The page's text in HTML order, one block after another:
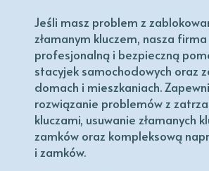
Jeśli masz problem z
złamanym kluczem, nasza
profesjonalną i bezpieczną
stacyjek samochodowych oraz
domach i mieszkaniach.
rozwiązanie problemów z
kluczami, usuwanie złamanych
zamków oraz kompleksową
i zamków.